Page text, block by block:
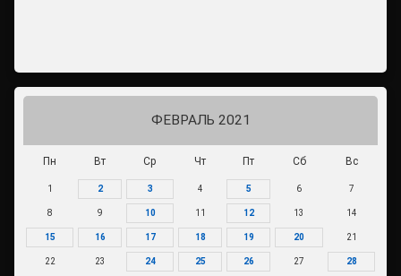
ФЕВРАЛЬ 2021
Пн Вт Ср Чт Пт Сб Вс
1 2 3 4 5 6 7
8 9 10 11 12 13 14
15 16 17 18 19 20 21
22 23 24 25 26 27 28